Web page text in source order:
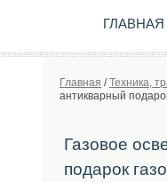
ГЛАВНАЯ
Главная /Техника,
антикварный
Газовое
подарок